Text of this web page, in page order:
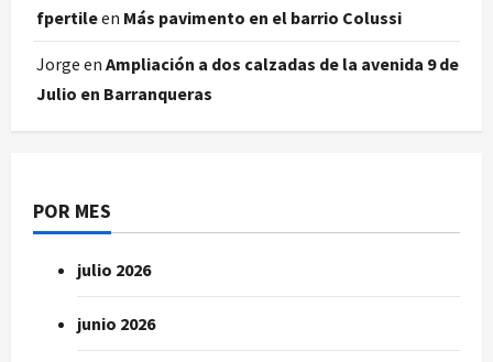
fpertileen Más pavimento en el barrio Colussi
Jorge en Ampliación a dos calzadas de la avenida 9 de
Julio en Barranqueras
POR MES
julio 2026
junio 2026